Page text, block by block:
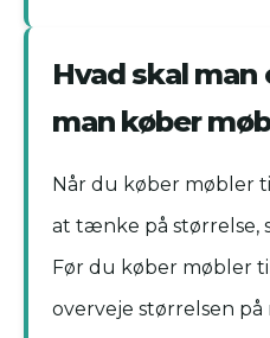
Hvad skal man
man køber
Når du køber møbler
at tænke på størrelse,
Før du køber møbler
overveje størrelsen